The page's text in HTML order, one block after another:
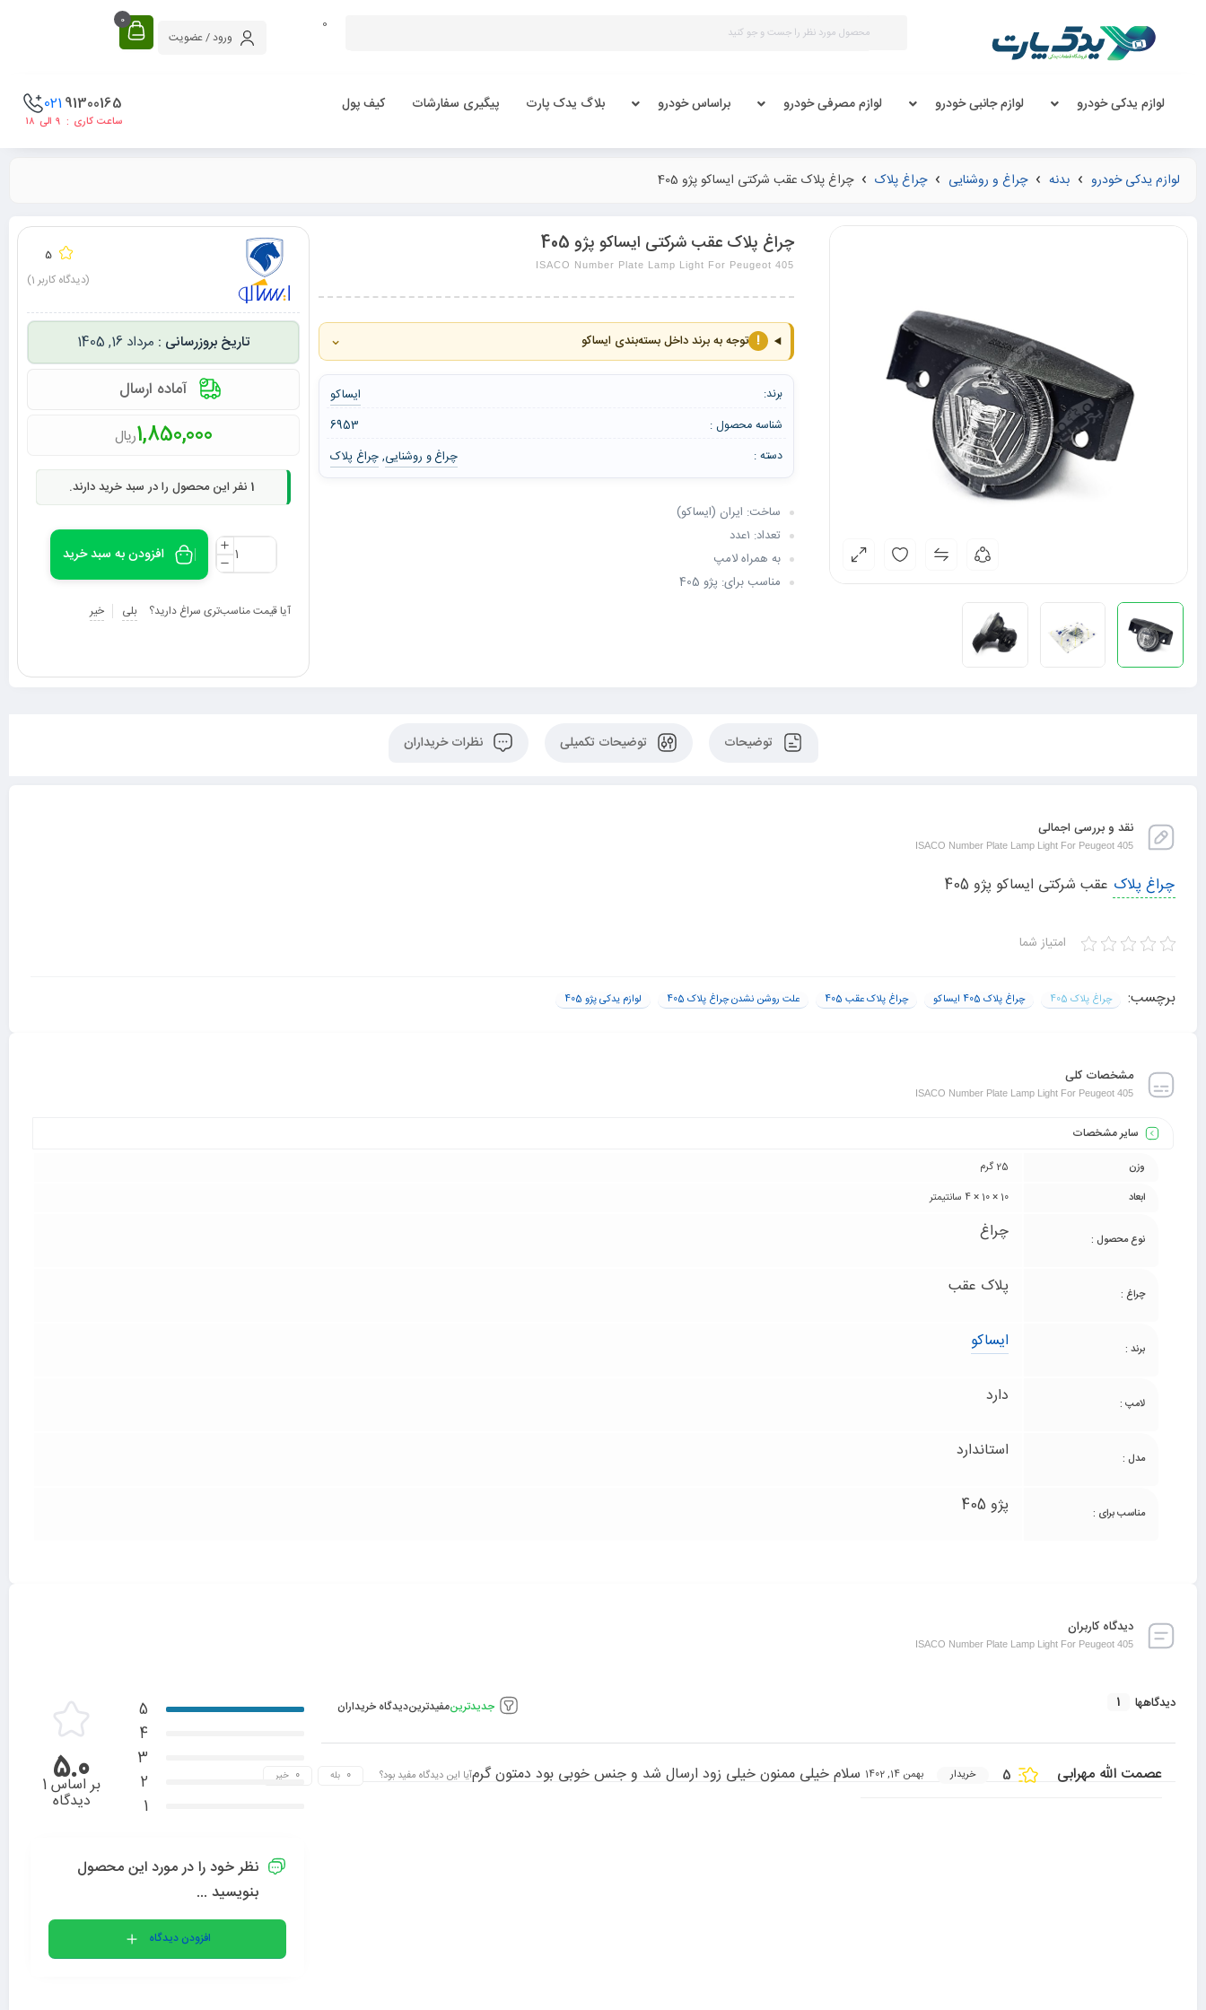
0
ورود / عضویت
0
لوازم یدکی خودرو لوازم جانبی خودرو لوازم مصرفی خودرو براساس خودرو بلاگ یدک پارت پیگیری سفارشات کیف پول 91300165
021
ساعت کاری : ۹ الی ۱۸
لوازم یدکی خودرو بدنه چراغ و روشنایی چراغ پلاک چراغ پلاک عقب شرکتی ایساکو پژو 405
چراغ پلاک عقب شرکتی ایساکو پژو 405
ISACO Number Plate Lamp Light For Peugeot 405
! توجه به برند داخل بسته‌بندی ایساکو ⌄
برند: ایساکو
شناسه محصول :
6953
دسته :
چراغ و روشنایی,چراغ پلاک
ساخت: ایران (ایساکو)
تعداد: ۱عدد
به همراه لامپ
مناسب برای: پژو 405
5
(دیدگاه کاربر 1
)
مرداد 16, 1405
آماده ارسال
1,850,000ریال
1 نفر این محصول را در سبد خرید دارند.
افزودن به سبد خرید
آیا قیمت مناسب‌تری سراغ دارید؟ بلی خیر
توضیحات توضیحات تکمیلی نظرات خریداران
نقد و بررسی اجمالی
ISACO Number Plate Lamp Light For Peugeot 405
چراغ پلاک عقب شرکتی ایساکو پژو 405
امتیاز شما
برچسب: چراغ پلاک 405 چراغ پلاک 405 ایساکو چراغ پلاک عقب 405 علت روشن نشدن چراغ پلاک 405 لوازم یدکی پژو 405
مشخصات کلی
ISACO Number Plate Lamp Light For Peugeot 405
سایر مشخصات
وزن
25 گرم
ابعاد
10 × 10 × 4 سانتیمتر
نوع محصول : چراغ
چراغ : پلاک عقب
برند : ایساکو
لامپ : دارد
مدل : استاندارد
مناسب برای : پژو 405
دیدگاه کاربران
ISACO Number Plate Lamp Light For Peugeot 405
دیدگاهها 1 جدیدترینمفیدتریندیدگاه خریداران
عصمت الله مهرابی 5 خریدار بهمن 14, 1402 سلام خیلی ممنون خیلی زود ارسال شد و جنس خوبی بود دمتون گرمآیا این دیدگاه مفید بود؟ بله خیر
5
4
3
2
1
5.0 بر اساس 1
دیدگاه
نظر خود را در مورد این محصول
بنویسید ...
افزودن دیدگاه